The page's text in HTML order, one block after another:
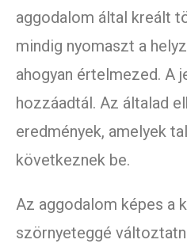
aggodalom által kreált
mindig nyomaszt a
ahogyan értelmezed. A
hozzáadtál. Az általad
eredmények, amelyek
következnek be.
Az aggodalom képes a
szörnyeteggé